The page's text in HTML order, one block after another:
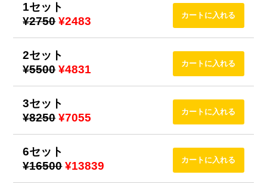
1セット
¥2750 ¥2483
2セット
¥5500 ¥4831
3セット
¥8250 ¥7055
6セット
¥16500 ¥13839